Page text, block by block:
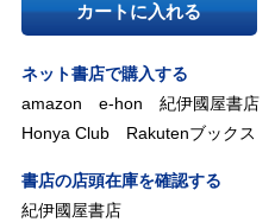
カートに入れる
ネット書店で購入する
amazon
e-hon 紀伊國屋書店
Honya Club
Rakutenブックス
書店の店頭在庫を確認する
紀伊國屋書店